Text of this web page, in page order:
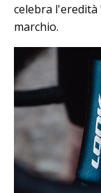
celebra
marchio.